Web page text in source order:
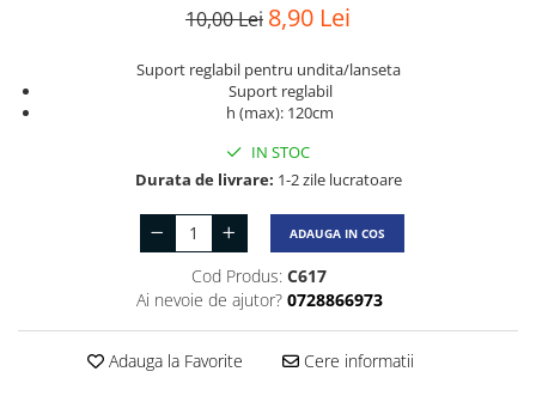
10,00 Lei 8,90 Lei
Suport reglabil pentru undita/lanseta
Suport reglabil
h (max): 120cm
IN STOC
Durata de livrare: 1-2 zile lucratoare
ADAUGA IN COS
Cod Produs: C617
Ai nevoie de ajutor? 0728866973
Adauga la Favorite Cere informatii